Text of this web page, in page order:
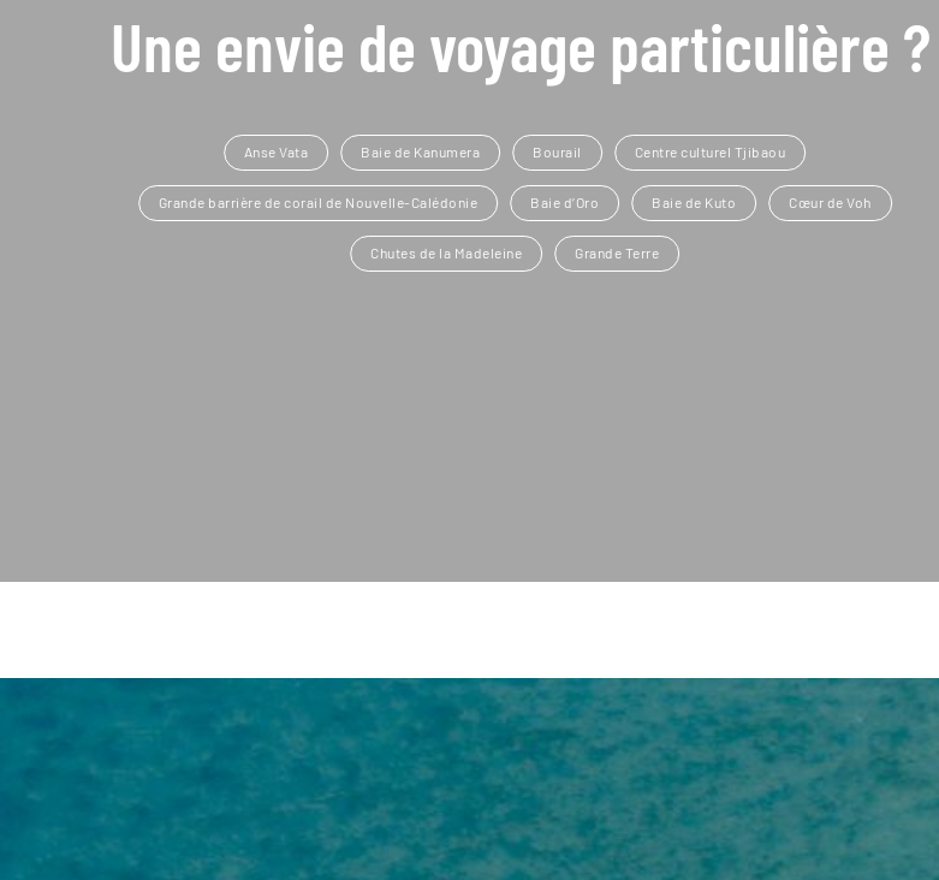
Une envie de voyage particulière ?
Anse Vata Baie de Kanumera Bourail Centre culturel Tjibaou
Grande barrière de corail de Nouvelle-Calédonie Baie d’Oro Baie de Kuto Cœur de Voh
Chutes de la Madeleine Grande Terre